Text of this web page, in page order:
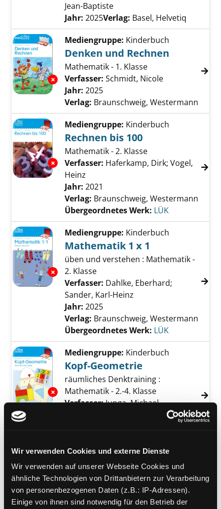
Wir verwenden Cookies und externe Dienste
Wir verwenden auf unserer Webseite Cookies und
ähnliche Technologien von Drittanbietern zur Verarbeitung
von personenbezogenen Daten (z.B.: IP-Adressen).
Einige von ihnen sind notwendig für den Betrieb der
Jean-Baptiste
Jahr: 2025Verlag: Basel, Helvetiq
Exemplar-Details von Denken und Rechnen
Mediengruppe: Kinderbuch
Denken und Rechnen
Mathematik - 1. Klasse
Verfasser: Schmidt, Nicole
Jahr: 2025
Verlag: Braunschweig, Westermann
Exemplar-Details von Rechnen bis 100
Mediengruppe: Kinderbuch
Rechnen bis 100
Mathematik - 2. Klasse
Verfasser: Haferkamp, Dirk; Vogel,
Heinz
Jahr: 2021
Verlag: Braunschweig, Westermann
Übergeordnetes Werk: LÜK
Exemplar-Details von Mathematik 1 x 1
Mediengruppe: Kinderbuch
Mathematik 1 x 1
üben und verstehen : Mathematik -
2. Klasse
Verfasser: Dahlke, Eberhard;
Sander, Karl-Heinz
Jahr: 2025
Verlag: Braunschweig, Westermann
Übergeordnetes Werk: LÜK
Exemplar-Details von Kopf-Geometrie
Mediengruppe: Kinderbuch
Kopf-Geometrie
räumliches Denktraining :
Mathematik - 2.-4. Klasse
Verfasser:Junga, MichaelSuche nach
Braunschweig, Westermann
Exemplar-Details von Brüche anzeigen
Brüche
einfach und Verständlich :
Mathematik - 3./4. Klasse